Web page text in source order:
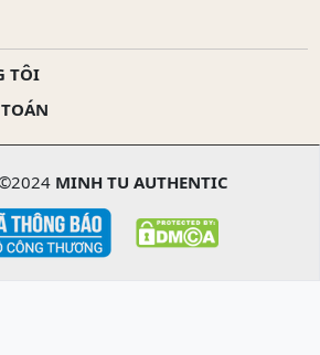
TÔI
MINH TU AUTHENTIC